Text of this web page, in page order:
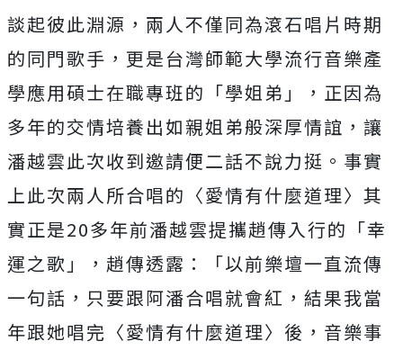
談起彼此淵源，兩人不僅同為滾石唱片時期
的同門歌手，更是台灣師範大學流行音樂產
學應用碩士在職專班的「學姐弟」，正因為
多年的交情培養出如親姐弟般深厚情誼，讓
潘越雲此次收到邀請便二話不說力挺。事實
上此次兩人所合唱的〈愛情有什麼道理〉其
實正是20多年前潘越雲提攜趙傳入行的「幸
運之歌」，趙傳透露：「以前樂壇一直流傳
一句話，只要跟阿潘合唱就會紅，結果我當
年跟她唱完〈愛情有什麼道理〉後，音樂事